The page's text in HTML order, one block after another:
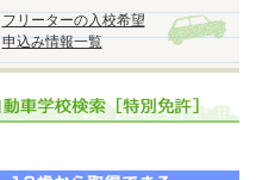
フリーターの入校希望
申込み情報一覧